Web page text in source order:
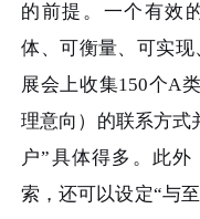
的前提。一个有效
体、可衡量、可实
展会上收集150个A
理意向）的联系方式
户”具体得多。此
索，还可以设定“与